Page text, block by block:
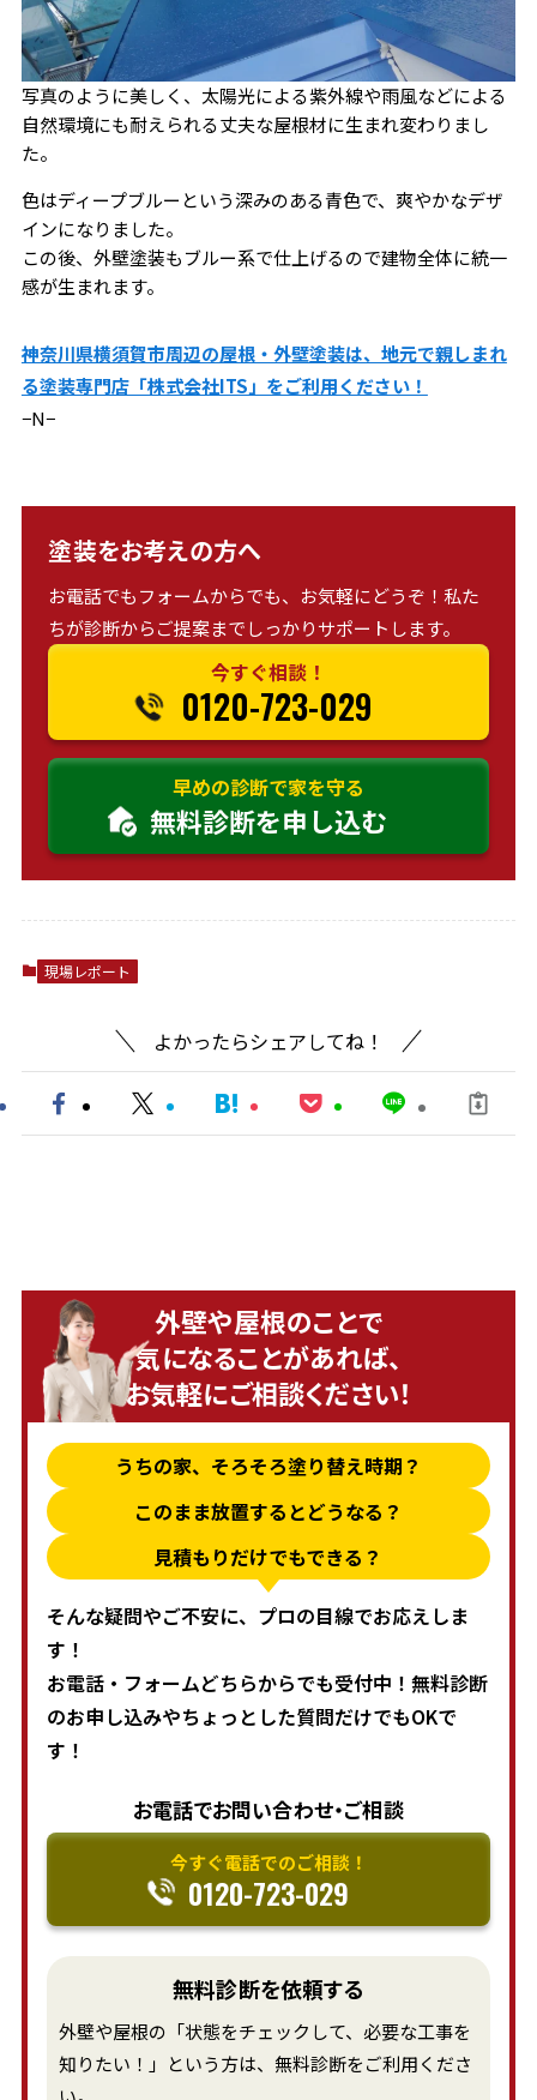
写真のように美しく、太陽光による紫外線や雨風などによる
自然環境にも耐えられる丈夫な屋根材に生まれ変わりまし
た。
色はディープブルーという深みのある青色で、爽やかなデザ
インになりました。
この後、外壁塗装もブルー系で仕上げるので建物全体に統一
感が生まれます。
神奈川県横須賀市周辺の屋根・外壁塗装は、地元で親しまれ
る塗装専門店「株式会社ITS」をご利用ください！
−N−
塗装をお考えの方へ
お電話でもフォームからでも、お気軽にどうぞ！私た
ちが診断からご提案までしっかりサポートします。
今すぐ相談！
0120-723-029
早めの診断で家を守る
無料診断を申し込む
現場レポート
よかったらシェアしてね！
外壁や屋根のことで
気になることがあれば、
お気軽にご相談ください！
うちの家、そろそろ塗り替え時期？
このまま放置するとどうなる？
見積もりだけでもできる？
そんな疑問やご不安に、プロの目線でお応えしま
す！
お電話・フォームどちらからでも受付中！無料診断
のお申し込みやちょっとした質問だけでもOKで
す！
お電話でお問い合わせ・ご相談
今すぐ電話でのご相談！
0120-723-029
無料診断を依頼する
外壁や屋根の「状態をチェックして、必要な工事を
知りたい！」という方は、無料診断をご利用くださ